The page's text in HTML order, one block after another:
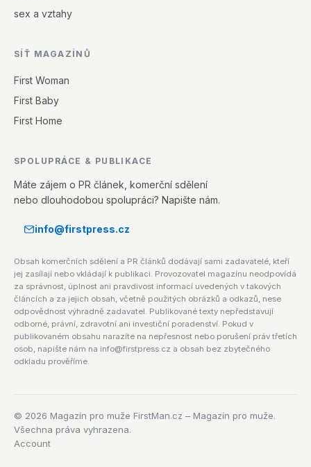
sex a vztahy
SÍŤ MAGAZÍNŮ
First Woman
First Baby
First Home
SPOLUPRÁCE & PUBLIKACE
Máte zájem o PR článek, komerční sdělení
nebo dlouhodobou spolupráci? Napište nám.
info@firstpress.cz
Obsah komerčních sdělení a PR článků dodávají sami zadavatelé, kteří
jej zasílají nebo vkládají k publikaci. Provozovatel magazínu neodpovídá
za správnost, úplnost ani pravdivost informací uvedených v takových
článcích a za jejich obsah, včetně použitých obrázků a odkazů, nese
odpovědnost výhradně zadavatel. Publikované texty nepředstavují
odborné, právní, zdravotní ani investiční poradenství. Pokud v
publikovaném obsahu narazíte na nepřesnost nebo porušení práv třetích
osob, napište nám na info@firstpress.cz a obsah bez zbytečného
odkladu prověříme.
© 2026 Magazín pro muže FirstMan.cz – Magazín pro muže.
Všechna práva vyhrazena.
Account